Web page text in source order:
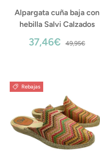
Alpargata cuña baja con
hebilla Salvi Calzados
37,46€ 49,95€
Rebajas